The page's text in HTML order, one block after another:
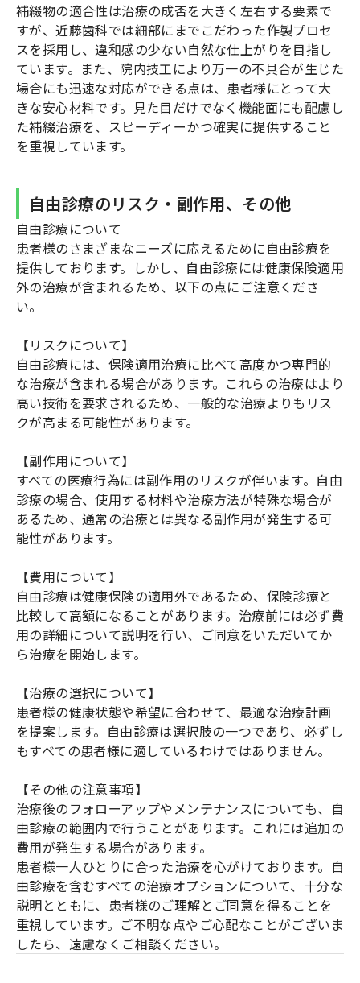
補綴物の適合性は治療の成否を大きく左右する要素で
すが、近藤歯科では細部にまでこだわった作製プロセ
スを採用し、違和感の少ない自然な仕上がりを目指し
ています。また、院内技工により万一の不具合が生じた
場合にも迅速な対応ができる点は、患者様にとって大
きな安心材料です。見た目だけでなく機能面にも配慮し
た補綴治療を、スピーディーかつ確実に提供すること
を重視しています。
自由診療のリスク・副作用、その他
自由診療について
患者様のさまざまなニーズに応えるために自由診療を
提供しております。しかし、自由診療には健康保険適用
外の治療が含まれるため、以下の点にご注意くださ
い。
【リスクについて】
自由診療には、保険適用治療に比べて高度かつ専門的
な治療が含まれる場合があります。これらの治療はより
高い技術を要求されるため、一般的な治療よりもリス
クが高まる可能性があります。
【副作用について】
すべての医療行為には副作用のリスクが伴います。自由
診療の場合、使用する材料や治療方法が特殊な場合が
あるため、通常の治療とは異なる副作用が発生する可
能性があります。
【費用について】
自由診療は健康保険の適用外であるため、保険診療と
比較して高額になることがあります。治療前には必ず費
用の詳細について説明を行い、ご同意をいただいてか
ら治療を開始します。
【治療の選択について】
患者様の健康状態や希望に合わせて、最適な治療計画
を提案します。自由診療は選択肢の一つであり、必ずし
もすべての患者様に適しているわけではありません。
【その他の注意事項】
治療後のフォローアップやメンテナンスについても、自
由診療の範囲内で行うことがあります。これには追加の
費用が発生する場合があります。
患者様一人ひとりに合った治療を心がけております。自
由診療を含むすべての治療オプションについて、十分な
説明とともに、患者様のご理解とご同意を得ることを
重視しています。ご不明な点やご心配なことがございま
したら、遠慮なくご相談ください。